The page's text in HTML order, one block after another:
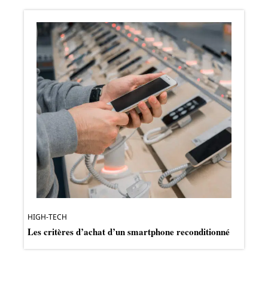
HIGH-TECH
Les critères d’achat d’un smartphone reconditionné